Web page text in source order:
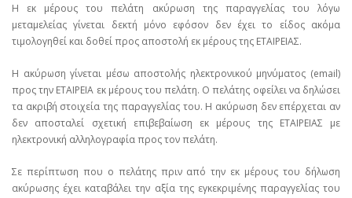
Η εκ μέρους του πελάτη ακύρωση της παραγγελίας του λόγω
μεταμελείας γίνεται δεκτή μόνο εφόσον δεν έχει το είδος ακόμα
τιμολογηθεί και δοθεί προς αποστολή εκ μέρους της ΕΤΑΙΡΕΙΑΣ.
Η ακύρωση γίνεται μέσω αποστολής ηλεκτρονικού μηνύματος (email)
προς την ΕΤΑΙΡΕΙΑ εκ μέρους του πελάτη. Ο πελάτης οφείλει να δηλώσει
τα ακριβή στοιχεία της παραγγελίας του. Η ακύρωση δεν επέρχεται αν
δεν αποσταλεί σχετική επιβεβαίωση εκ μέρους της ΕΤΑΙΡΕΙΑΣ με
ηλεκτρονική αλληλογραφία προς τον πελάτη.
Σε περίπτωση που ο πελάτης πριν από την εκ μέρους του δήλωση
ακύρωσης έχει καταβάλει την αξία της εγκεκριμένης παραγγελίας του